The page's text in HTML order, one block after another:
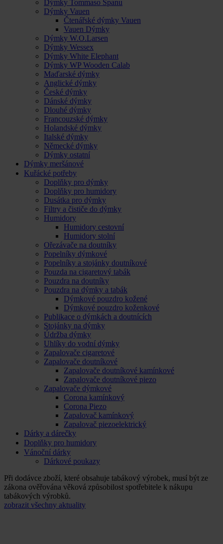
Dýmky Tommaso Spanu
Dýmky Vauen
Čtenářské dýmky Vauen
Vauen Dýmky
Dýmky W.O.Larsen
Dýmky Wessex
Dýmky White Elephant
Dýmky WP Wooden Calab
Maďarské dýmky
Anglické dýmky
České dýmky
Dánské dýmky
Dlouhé dýmky
Francouzské dýmky
Holandské dýmky
Italské dýmky
Německé dýmky
Dýmky ostatní
Dýmky meršánové
Kuřácké potřeby
Doplňky pro dýmky
Doplňky pro humidory
Dusátka pro dýmky
Filtry a čističe do dýmky
Humidory
Humidory cestovní
Humidory stolní
Ořezávače na doutníky
Popelníky dýmkové
Popelníky a stojánky doutníkové
Pouzda na cigaretový tabák
Pouzdra na doutníky
Pouzdra na dýmky a tabák
Dýmkové pouzdro kožené
Dýmkové pouzdro koženkové
Publikace o dýmkách a doutnících
Stojánky na dýmky
Údržba dýmky
Uhlíky do vodní dýmky
Zapalovače cigaretové
Zapalovače doutníkové
Zapalovače doutníkové kamínkové
Zapalovače doutníkové piezo
Zapalovače dýmkové
Corona kamínkový
Corona Piezo
Zapalovač kamínkový
Zapalovač piezoelektrický
Dárky a dárečky
Doplňky pro humidory
Vánoční dárky
Dárkové poukazy
Při dodávce zboží, které obsahuje tabákový výrobek, musí být ze
zákona ověřována věková způsobilost spotřebitele k nákupu
tabákových výrobků.
zobrazit všechny aktuality